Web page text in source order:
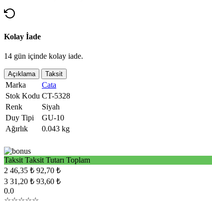
Kolay İade
14 gün içinde kolay iade.
Açıklama Taksit
Marka
Cata
Stok Kodu CT-5328
Renk
Siyah
Duy Tipi
GU-10
Ağırlık
0.043 kg
Taksit Taksit Tutarı Toplam
2 46,35 ₺ 92,70 ₺
3 31,20 ₺ 93,60 ₺
0.0